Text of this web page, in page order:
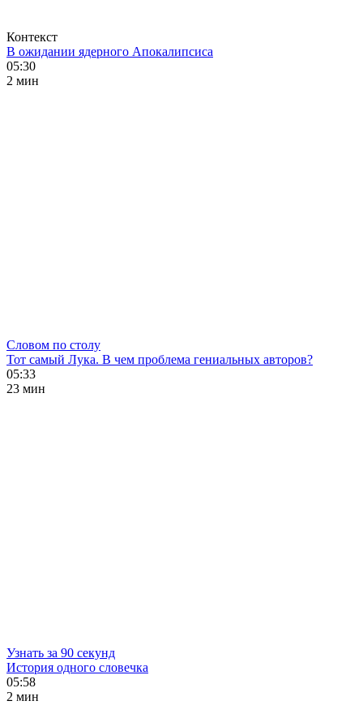
Контекст
В ожидании ядерного Апокалипсиса
05:30
2 мин
Словом по столу
Тот самый Лука. В чем проблема гениальных авторов?
05:33
23 мин
Узнать за 90 секунд
История одного словечка
05:58
2 мин